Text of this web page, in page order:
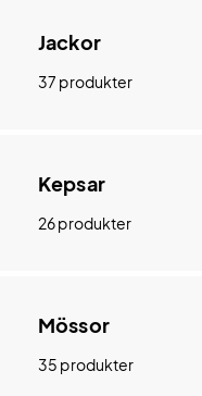
Jackor
37 produkter
Kepsar
26 produkter
Mössor
35 produkter